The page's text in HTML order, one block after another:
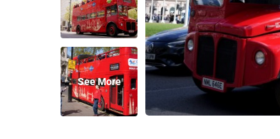
See More